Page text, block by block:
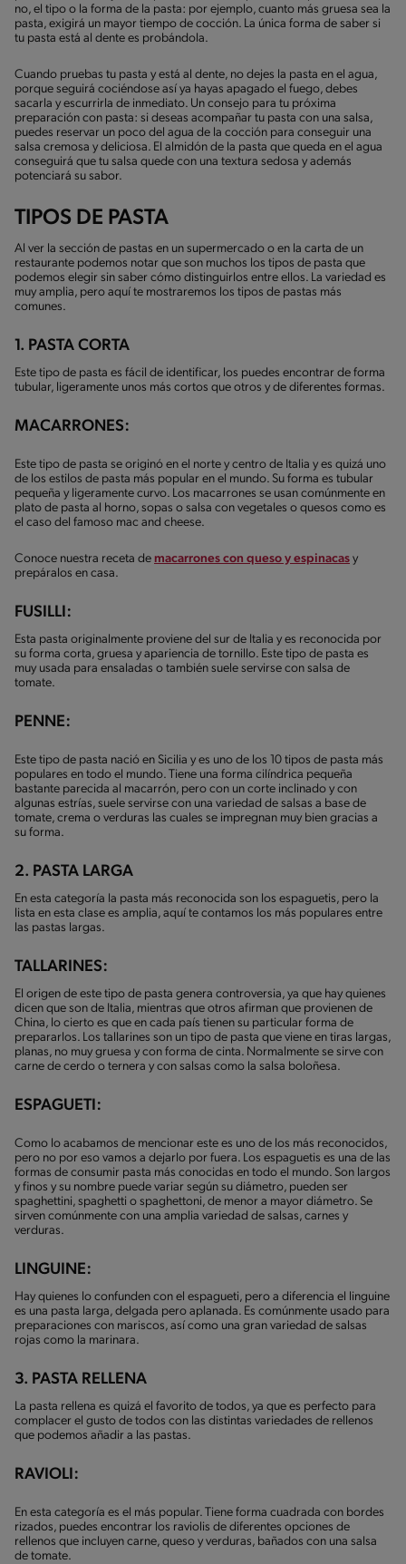
no, el tipo o la forma de la pasta: por ejemplo, cuanto más gruesa sea la
pasta, exigirá un mayor tiempo de cocción. La única forma de saber si
tu pasta está al dente es probándola.
Cuando pruebas tu pasta y está al dente, no dejes la pasta en el agua,
porque seguirá cociéndose así ya hayas apagado el fuego, debes
sacarla y escurrirla de inmediato. Un consejo para tu próxima
preparación con pasta: si deseas acompañar tu pasta con una salsa,
puedes reservar un poco del agua de la cocción para conseguir una
salsa cremosa y deliciosa. El almidón de la pasta que queda en el agua
conseguirá que tu salsa quede con una textura sedosa y además
potenciará su sabor.
TIPOS DE PASTA
Al ver la sección de pastas en un supermercado o en la carta de un
restaurante podemos notar que son muchos los tipos de pasta que
podemos elegir sin saber cómo distinguirlos entre ellos. La variedad es
muy amplia, pero aquí te mostraremos los tipos de pastas más
comunes.
1. PASTA CORTA
Este tipo de pasta es fácil de identificar, los puedes encontrar de forma
tubular, ligeramente unos más cortos que otros y de diferentes formas.
MACARRONES:
Este tipo de pasta se originó en el norte y centro de Italia y es quizá uno
de los estilos de pasta más popular en el mundo. Su forma es tubular
pequeña y ligeramente curvo. Los macarrones se usan comúnmente en
plato de pasta al horno, sopas o salsa con vegetales o quesos como es
el caso del famoso mac and cheese.
Conoce nuestra receta de macarrones con queso y espinacas y
prepáralos en casa.
FUSILLI:
Esta pasta originalmente proviene del sur de Italia y es reconocida por
su forma corta, gruesa y apariencia de tornillo. Este tipo de pasta es
muy usada para ensaladas o también suele servirse con salsa de
tomate.
PENNE:
Este tipo de pasta nació en Sicilia y es uno de los 10 tipos de pasta más
populares en todo el mundo. Tiene una forma cilíndrica pequeña
bastante parecida al macarrón, pero con un corte inclinado y con
algunas estrías, suele servirse con una variedad de salsas a base de
tomate, crema o verduras las cuales se impregnan muy bien gracias a
su forma.
2. PASTA LARGA
En esta categoría la pasta más reconocida son los espaguetis, pero la
lista en esta clase es amplia, aquí te contamos los más populares entre
las pastas largas.
TALLARINES:
El origen de este tipo de pasta genera controversia, ya que hay quienes
dicen que son de Italia, mientras que otros afirman que provienen de
China, lo cierto es que en cada país tienen su particular forma de
prepararlos. Los tallarines son un tipo de pasta que viene en tiras largas,
planas, no muy gruesa y con forma de cinta. Normalmente se sirve con
carne de cerdo o ternera y con salsas como la salsa boloñesa.
ESPAGUETI:
Como lo acabamos de mencionar este es uno de los más reconocidos,
pero no por eso vamos a dejarlo por fuera. Los espaguetis es una de las
formas de consumir pasta más conocidas en todo el mundo. Son largos
y finos y su nombre puede variar según su diámetro, pueden ser
spaghettini, spaghetti o spaghettoni, de menor a mayor diámetro. Se
sirven comúnmente con una amplia variedad de salsas, carnes y
verduras.
LINGUINE:
Hay quienes lo confunden con el espagueti, pero a diferencia el linguine
es una pasta larga, delgada pero aplanada. Es comúnmente usado para
preparaciones con mariscos, así como una gran variedad de salsas
rojas como la marinara.
3. PASTA RELLENA
La pasta rellena es quizá el favorito de todos, ya que es perfecto para
complacer el gusto de todos con las distintas variedades de rellenos
que podemos añadir a las pastas.
RAVIOLI:
En esta categoría es el más popular. Tiene forma cuadrada con bordes
rizados, puedes encontrar los raviolis de diferentes opciones de
rellenos que incluyen carne, queso y verduras, bañados con una salsa
de tomate.